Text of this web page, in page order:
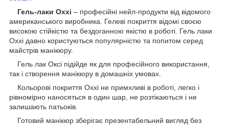
Гель-лаки Oxxi – професійні нейл-продукти від відомого
американського виробника. Гелеві покриття відомі своєю
високою стійкістю та бездоганною якістю в роботі. Гель лаки
Oxxi давно користуються популярністю та попитом серед
майстрів манікюру.
Гель лак Оксі підійде як для професійного використання,
так і створення манікюру в домашніх умовах.
Кольорові покриття Oxxi не примхливі в роботі, легко і
рівномірно наносяться в один шар, не розтікаються і не
залишають патьоків.
Готовий манікюр зберігає презентабельний вигляд без